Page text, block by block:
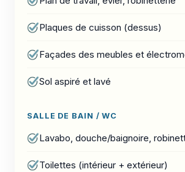
Plaques de cuisson (dessus)
Façades des meubles et
Sol aspiré et lavé
SALLE DE BAIN / WC
Lavabo, douche/baignoire,
Toilettes (intérieur + extérieur)